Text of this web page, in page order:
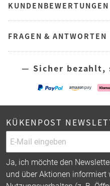
KUNDENBEWERTUNGEN
FRAGEN & ANTWORTEN
— Sicher
KÜKENPOST
Ja, ich möchte den
und über Aktionen informiert